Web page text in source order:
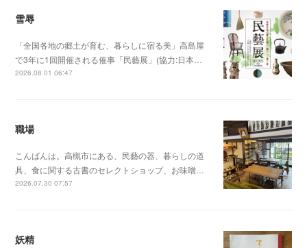
雪辱
「全国各地の郷土が育む、暮らしに宿る美」高島屋
で3年に1回開催される催事「民藝展」(協力:日本…
2026.08.01 06:47
職場
こんばんは。高槻市にある、民藝の器、暮らしの道
具、食に関する古書のセレクトショップ、お味噌…
2026.07.30 07:57
妖精